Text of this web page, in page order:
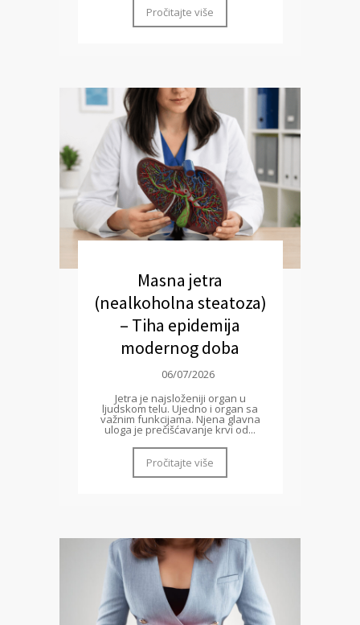
Pročitajte više
Masna jetra
(nealkoholna steatoza)
– Tiha epidemija
modernog doba
06/07/2026
Jetra je najsloženiji organ u
ljudskom telu. Ujedno i organ sa
važnim funkcijama. Njena glavna
uloga je prečišćavanje krvi od...
Pročitajte više